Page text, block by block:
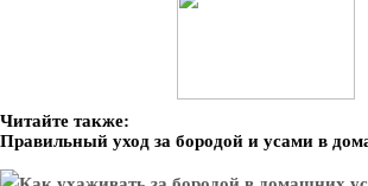
Читайте также:
Правильный уход за бородой и усами в